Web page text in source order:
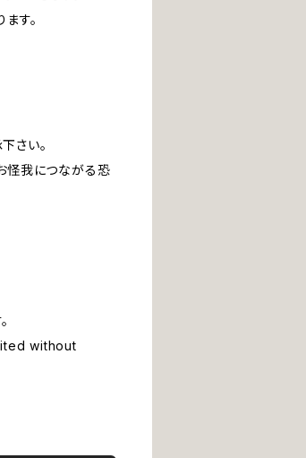
す。
さい。
怪我につながる恐
without